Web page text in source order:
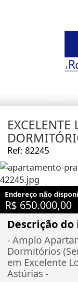
Ref: 82245
Endereço não
R$ 650.000,00
Descrição do
- Amplo
Dormitórios
em Excelente
Astúrias -